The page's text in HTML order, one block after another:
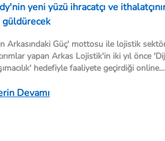
yeni yüzü ihracatçı ve
güldürecek
Arkasındaki Güç' mottosu ile lojistik
yapan Arkas Lojistik'in iki yıl önce
hedefiyle faaliyete geçirdiği online
hem ihracatçı hem de ithalatçı şirketler için
Devamı